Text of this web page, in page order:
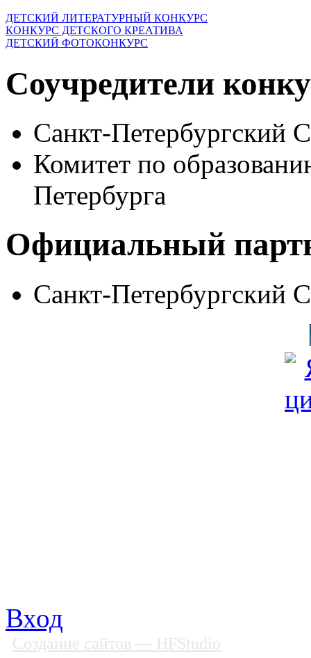
ДЕТСКИЙ ЛИТЕРАТУРНЫЙ КОНКУРС
КОНКУРС ДЕТСКОГО КРЕАТИВА
ДЕТСКИЙ ФОТОКОНКУРС
Соучредители
Санкт-Петербургский
Комитет по
Петербурга
Официальный
Санкт-Петербургский
Вход
Создание сайтов — HFStudio